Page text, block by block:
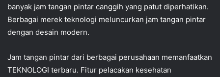
banyak jam tangan pintar canggih yang patut diperhatikan.
Berbagai merek teknologi meluncurkan jam tangan pintar
dengan desain modern.
Jam tangan pintar dari berbagai perusahaan memanfaatkan
TEKNOLOGI terbaru. Fitur pelacakan kesehatan